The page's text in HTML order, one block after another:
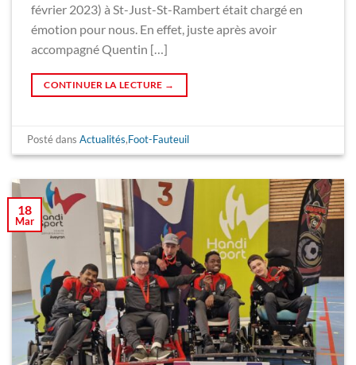
février 2023) à St-Just-St-Rambert était chargé en
émotion pour nous. En effet, juste après avoir
accompagné Quentin […]
CONTINUER LA LECTURE →
Posté dansActualités,Foot-Fauteuil
18
Mar